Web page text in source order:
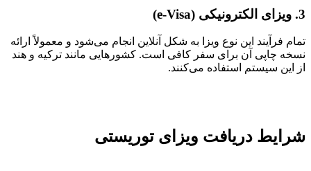
3. ویزای الکترونیکی (e-Visa)
تمام فرآیند این نوع ویزا به شکل آنلاین انجام می‌شود و معمولاً ارائه
نسخه چاپی آن برای سفر کافی است. کشورهایی مانند ترکیه و هند
از این سیستم استفاده می‌کنند.
شرایط دریافت ویزای توریستی